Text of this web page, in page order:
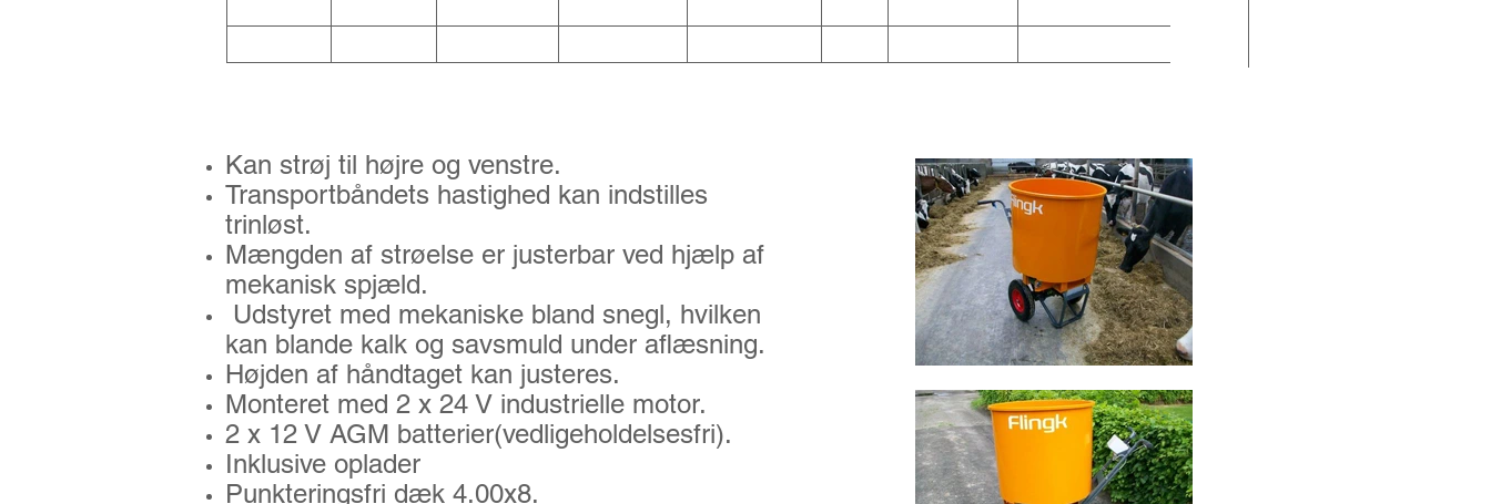
Kan strøj til højre og venstre.
Transportbåndets hastighed kan indstilles
trinløst.
Mængden af strøelse er justerbar ved hjælp af
mekanisk spjæld.
Udstyret med mekaniske bland snegl, hvilken
kan blande kalk og savsmuld under aflæsning.
Højden af håndtaget kan justeres.
Monteret med 2 x 24 V industrielle motor.
2 x 12 V AGM batterier(vedligeholdelsesfri).
Inklusive oplader
Punkteringsfri dæk 4.00x8.